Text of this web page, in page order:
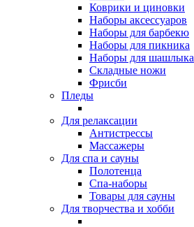
Коврики и циновки
Наборы аксессуаров
Наборы для барбекю
Наборы для пикника
Наборы для шашлыка
Складные ножи
Фрисби
Пледы
Для релаксации
Антистрессы
Массажеры
Для спа и сауны
Полотенца
Спа-наборы
Товары для сауны
Для творчества и хобби